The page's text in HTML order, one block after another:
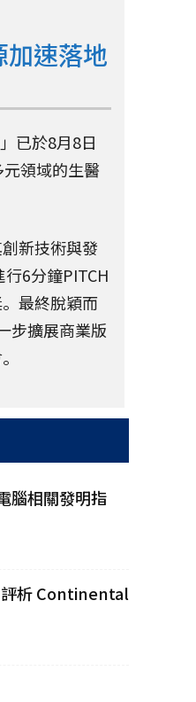
加速落地
已於8月8日
領域的生醫
新技術與發
6分鐘PITCH
最終脫穎而
步擴展商業版
腦相關發明指
評析 Continental